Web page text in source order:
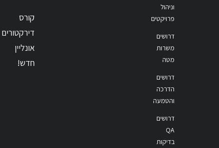
וניהול
פרויקטים
דרושים
משרות
מטה
דרושים
הדרכה
והטמעה
דרושים
QA
בדיקות
קורס
דירקטורים
אונליין
חדש!